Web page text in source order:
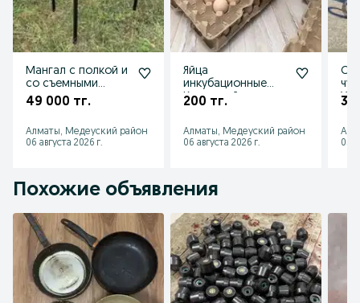
Мангал с полкой и
со съемными
ножками
49 000 тг.
Алматы, Медеуский район
06 августа 2026 г.
Яйца
инкубационные
Кучинский
200 тг.
Алматы, Медеуский район
06 августа 2026 г.
30
05
Похожие объявления